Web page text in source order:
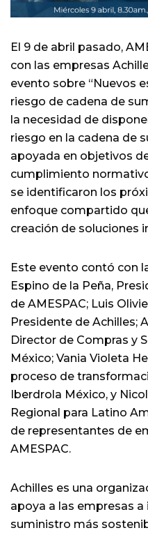
El 9 de abril pasado,
con las empresas
evento sobre “Nuevos
riesgo de cadena de
la necesidad de
riesgo en la cadena de
apoyada en objetivos
cumplimiento
se identificaron los
enfoque compartido
creación de soluciones
Este evento contó con
Espino de la Peña,
de AMESPAC; Luis
Presidente de Achilles;
Director de Compras y
México; Vania Violeta
proceso de
Iberdrola México, y
Regional para Latino
de representantes de
AMESPAC.
Achilles es una
apoya a las empresas
suministro más